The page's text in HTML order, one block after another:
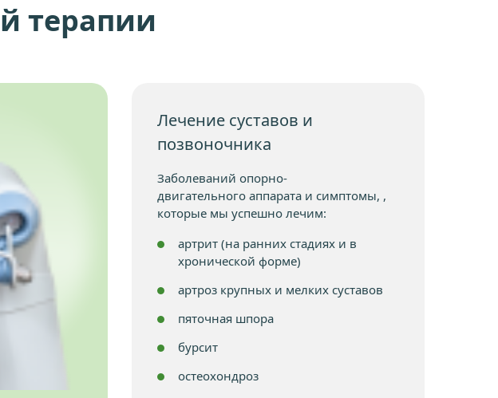
терапии
Лечение суставов и
позвоночника
Заболеваний опорно-
двигательного аппарата и симптомы, ,
которые мы успешно лечим:
артрит (на ранних стадиях и в
хронической форме)
артроз крупных и мелких суставов
пяточная шпора
бурсит
остеохондроз